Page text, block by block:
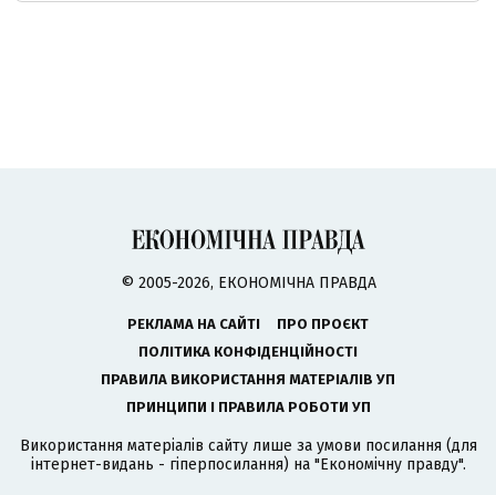
© 2005-2026, ЕКОНОМІЧНА ПРАВДА
РЕКЛАМА НА САЙТІ
ПРО ПРОЄКТ
ПОЛІТИКА КОНФІДЕНЦІЙНОСТІ
ПРАВИЛА ВИКОРИСТАННЯ МАТЕРІАЛІВ УП
ПРИНЦИПИ І ПРАВИЛА РОБОТИ УП
Використання матеріалів сайту лише за умови посилання (для
інтернет-видань - гіперпосилання) на "Економічну правду".